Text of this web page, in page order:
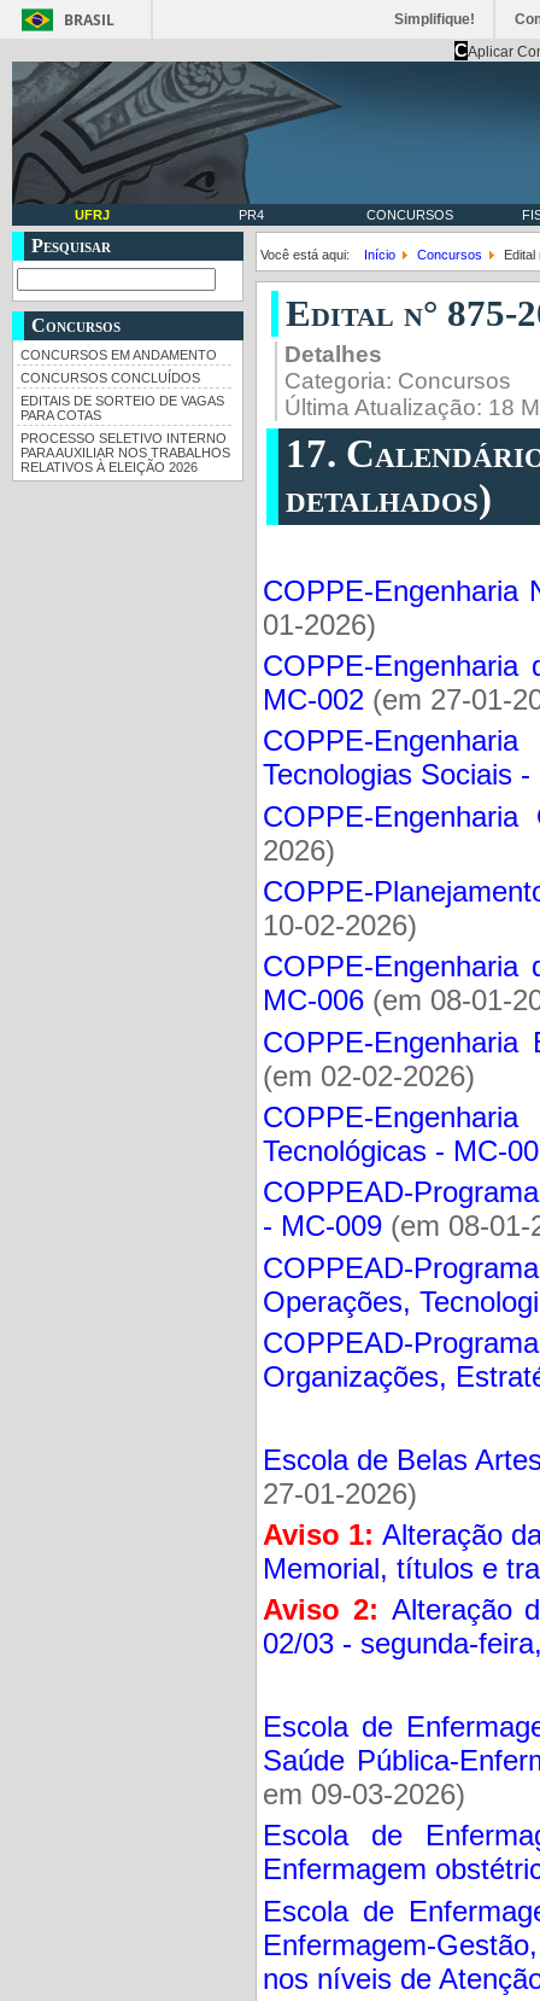
BRASIL Simplifique!
CAplicar
UFRJ PR4 CONCURSOS
Pesquisar
Concursos
CONCURSOS EM ANDAMENTO
CONCURSOS CONCLUÍDOS
EDITAIS DE SORTEIO DE VAGAS
PARA COTAS
PROCESSO SELETIVO INTERNO
PARA AUXILIAR NOS TRABALHOS
RELATIVOS À ELEIÇÃO 2026
Você está aqui: Início Concursos Edital
Edital n° 875-
Detalhes
Categoria: Concursos
Última Atualização: 18
17.
detalhados)
COPPE-Engenharia
01-2026)
COPPE-
MC-002 (em 27-01-
COPPE-
Tecnologias Sociais -
COPPE-
2026)
COPPE-
10-02-2026)
COPPE-Engenharia
MC-006 (em 08-01-
COPPE-
(em 02-02-2026)
COPPE-
Tecnológicas - MC-
COPPEAD-
- MC-009 (em 08-01-
COPPEAD-
Operações,
COPPEAD-
Organizações,
Escola de Belas
27-01-2026)
Aviso 1: Alteração
Memorial, títulos e
Aviso 2: Alteração
02/03 - segunda-
Escola de
Saúde Pública-
em 09-03-2026)
Escola de
Enfermagem
Escola de
Enfermagem-
nos níveis de